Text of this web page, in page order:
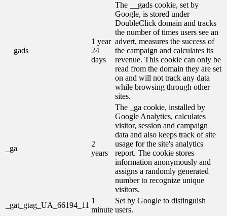
__gads
1 year
24
days
The __gads cookie, set by
Google, is stored under
DoubleClick domain and tracks
the number of times users see an
advert, measures the success of
the campaign and calculates its
revenue. This cookie can only be
read from the domain they are set
on and will not track any data
while browsing through other
sites.
_ga
2
years
The _ga cookie, installed by
Google Analytics, calculates
visitor, session and campaign
data and also keeps track of site
usage for the site's analytics
report. The cookie stores
information anonymously and
assigns a randomly generated
number to recognize unique
visitors.
_gat_gtag_UA_66194_11
1
minute
Set by Google to distinguish
users.